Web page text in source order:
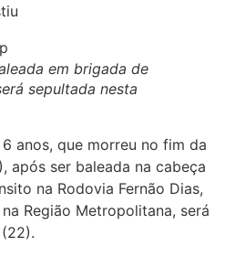
em brigada de
sepultada nesta
anos, que morreu no fim da
após ser baleada na cabeça
na Rodovia Fernão Dias,
Região Metropolitana, será